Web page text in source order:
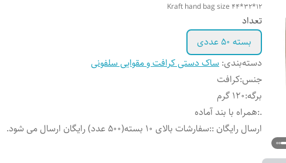
Kraft hand bag size 44*32*12
تعداد
بسته ۵۰ عددی
دسته‌بندی: ساک دستی کرافت و مقوایی سلفونی
جنس:کرافت
برگه:120 گرم
.
:همراه با بند آماده
ارسال رایگان ::سفارشات بالای 10 بسته(500 عدد) رایگان ارسال می شود.